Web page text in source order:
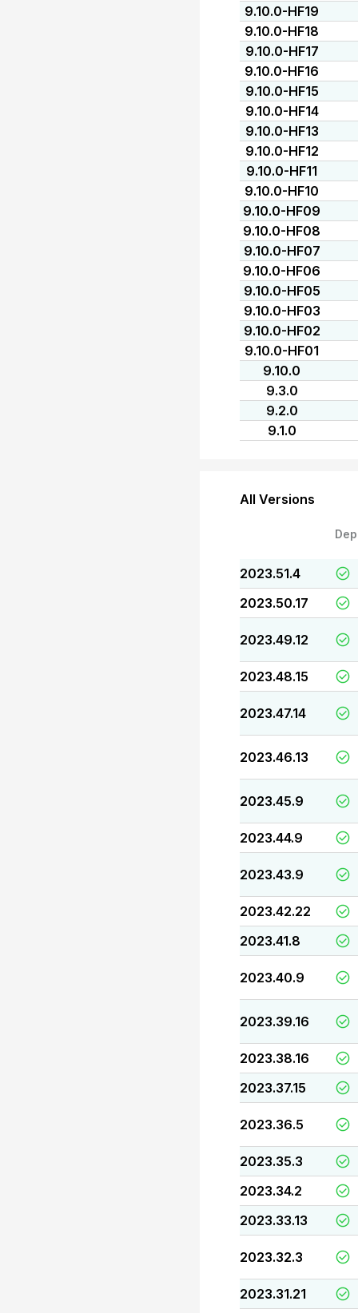
9.10.0-HF19
9.10.0-HF18
9.10.0-HF17
9.10.0-HF16
9.10.0-HF15
9.10.0-HF14
9.10.0-HF13
9.10.0-HF12
9.10.0-HF11
9.10.0-HF10
9.10.0-HF09
9.10.0-HF08
9.10.0-HF07
9.10.0-HF06
9.10.0-HF05
9.10.0-HF03
9.10.0-HF02
9.10.0-HF01
9.10.0
9.3.0
9.2.0
9.1.0
All Versions
2023.51.4
2023.50.17
2023.49.12
2023.48.15
2023.47.14
2023.46.13
2023.45.9
2023.44.9
2023.43.9
2023.42.22
2023.41.8
2023.40.9
2023.39.16
2023.38.16
2023.37.15
2023.36.5
2023.35.3
2023.34.2
2023.33.13
2023.32.3
2023.31.21